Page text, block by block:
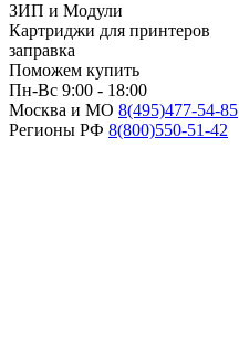
ЗИП и Модули
Картриджи для принтеров
заправка
Поможем купить
Пн-Вс 9:00 - 18:00
Москва и МО 8(495)477-54-85
Регионы РФ 8(800)550-51-42